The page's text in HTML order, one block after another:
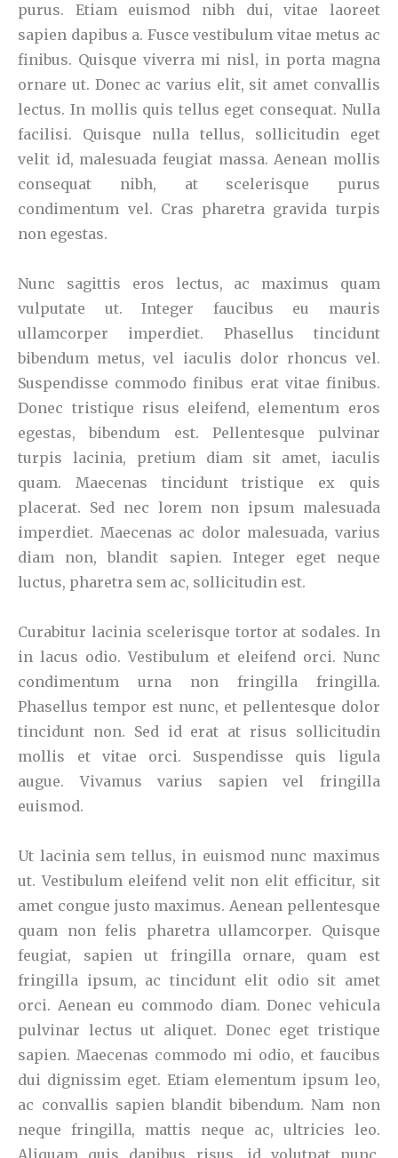
purus. Etiam euismod nibh dui, vitae laoreet
sapien dapibus a. Fusce vestibulum vitae metus ac
finibus. Quisque viverra mi nisl, in porta magna
ornare ut. Donec ac varius elit, sit amet convallis
lectus. In mollis quis tellus eget consequat. Nulla
facilisi. Quisque nulla tellus, sollicitudin eget
velit id, malesuada feugiat massa. Aenean mollis
consequat nibh, at scelerisque purus
condimentum vel. Cras pharetra gravida turpis
non egestas.
Nunc sagittis eros lectus, ac maximus quam
vulputate ut. Integer faucibus eu mauris
ullamcorper imperdiet. Phasellus tincidunt
bibendum metus, vel iaculis dolor rhoncus vel.
Suspendisse commodo finibus erat vitae finibus.
Donec tristique risus eleifend, elementum eros
egestas, bibendum est. Pellentesque pulvinar
turpis lacinia, pretium diam sit amet, iaculis
quam. Maecenas tincidunt tristique ex quis
placerat. Sed nec lorem non ipsum malesuada
imperdiet. Maecenas ac dolor malesuada, varius
diam non, blandit sapien. Integer eget neque
luctus, pharetra sem ac, sollicitudin est.
Curabitur lacinia scelerisque tortor at sodales. In
in lacus odio. Vestibulum et eleifend orci. Nunc
condimentum urna non fringilla fringilla.
Phasellus tempor est nunc, et pellentesque dolor
tincidunt non. Sed id erat at risus sollicitudin
mollis et vitae orci. Suspendisse quis ligula
augue. Vivamus varius sapien vel fringilla
euismod.
Ut lacinia sem tellus, in euismod nunc maximus
ut. Vestibulum eleifend velit non elit efficitur, sit
amet congue justo maximus. Aenean pellentesque
quam non felis pharetra ullamcorper. Quisque
feugiat, sapien ut fringilla ornare, quam est
fringilla ipsum, ac tincidunt elit odio sit amet
orci. Aenean eu commodo diam. Donec vehicula
pulvinar lectus ut aliquet. Donec eget tristique
sapien. Maecenas commodo mi odio, et faucibus
dui dignissim eget. Etiam elementum ipsum leo,
ac convallis sapien blandit bibendum. Nam non
neque fringilla, mattis neque ac, ultricies leo.
Aliquam quis dapibus risus, id volutpat nunc.